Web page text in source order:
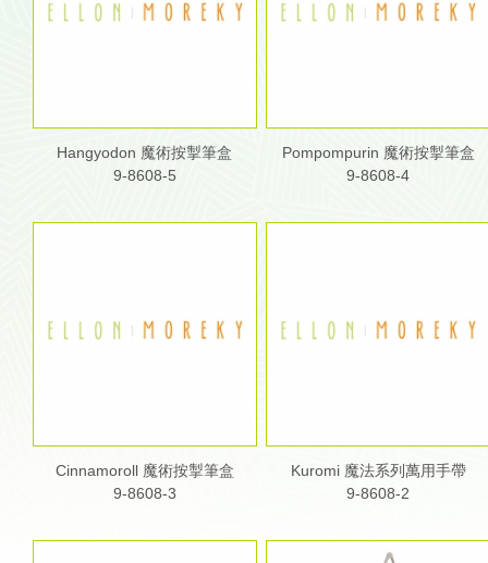
Hangyodon 魔術按掣筆盒
9-8608-5
Pompompurin 魔術按掣筆盒
9-8608-4
Cinnamoroll 魔術按掣筆盒
9-8608-3
Kuromi 魔法系列萬用手帶
9-8608-2